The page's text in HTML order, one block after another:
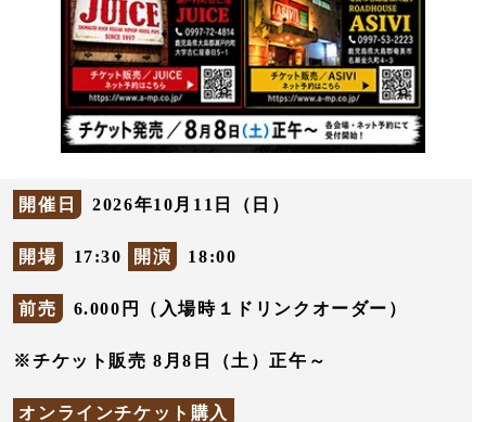
開催日 2026年10月11日（日）
開場 17:30 開演 18:00
前売 6.000円（入場時１ドリンクオーダー）
※チケット販売 8月8日（土）正午～
オンラインチケット購入